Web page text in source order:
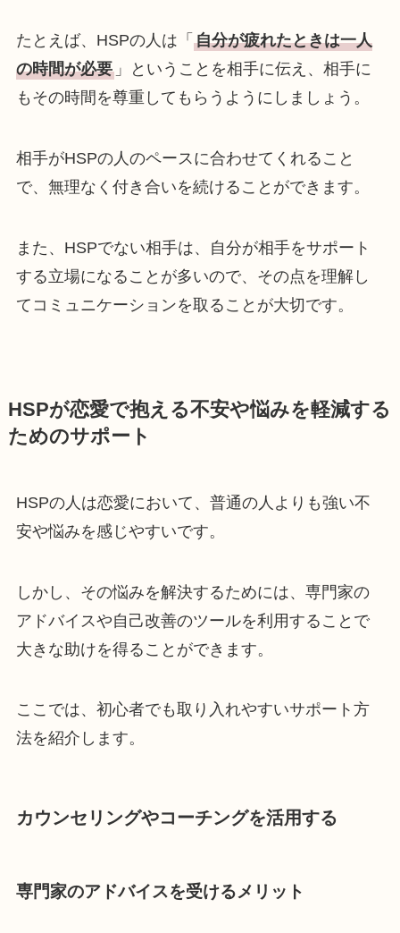
たとえば、HSPの人は「 自分が疲れたときは一人
の時間が必要」ということを相手に伝え、相手に
もその時間を尊重してもらうようにしましょう。
相手がHSPの人のペースに合わせてくれること
で、無理なく付き合いを続けることができます。
また、HSPでない相手は、自分が相手をサポート
する立場になることが多いので、その点を理解し
てコミュニケーションを取ることが大切です。
HSPが恋愛で抱える不安や悩みを軽減する
ためのサポート
HSPの人は恋愛において、普通の人よりも強い不
安や悩みを感じやすいです。
しかし、その悩みを解決するためには、専門家の
アドバイスや自己改善のツールを利用することで
大きな助けを得ることができます。
ここでは、初心者でも取り入れやすいサポート方
法を紹介します。
カウンセリングやコーチングを活用する
専門家のアドバイスを受けるメリット